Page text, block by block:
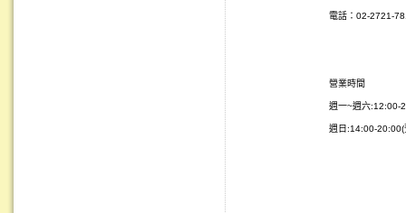
電話：02-2721-
營業時間
週一~週六:12:00-
週日:14:00-20:00(